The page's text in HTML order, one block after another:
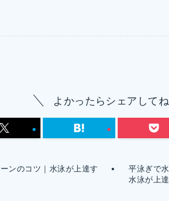
よかったらシェアしてね
ンのコツ｜水泳が上達す
平泳ぎで
水泳が上